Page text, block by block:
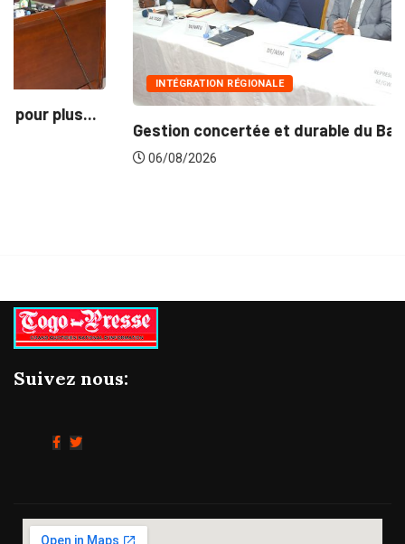
INTÉGRATION RÉGIONALE
Gestion concertée et durable du Bassin du...
Suivez nous: